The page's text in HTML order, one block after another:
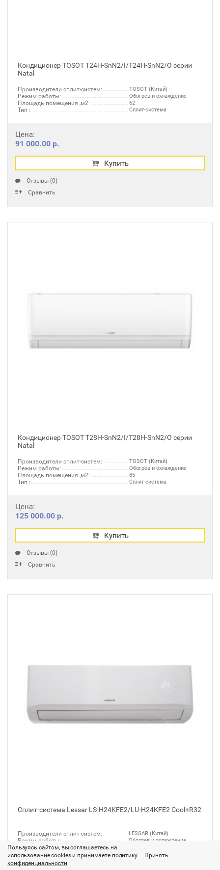
Кондиционер TOSOT T24H-SnN2/I/T24H-SnN2/O серии
Natal
Производители сплит-систем: TOSOT (Китай)
Режим работы: Обогрев и охлаждение
Площадь помещения ,м2: 62
Тип : Сплит-система
Цена:
91 000.00 р.
Купить
Отзывы (0)
Сравнить
Кондиционер TOSOT T28H-SnN2/I/T28H-SnN2/O серии
Natal
Производители сплит-систем: TOSOT (Китай)
Режим работы: Обогрев и охлаждение
Площадь помещения ,м2: 85
Тип : Сплит-система
Цена:
125 000.00 р.
Купить
Отзывы (0)
Сравнить
Сплит-система Lessar LS-H24KFE2/LU-H24KFE2 Cool+R32
Производители сплит-систем: LESSAR (Китай)
Режим работы: Обогрев и охлаждение
Площадь помещения ,м2:
Тип : Сплит-система
Пользуясь сайтом, вы соглашаетесь на
использование cookies и принимаете политику
конфиденциальности
Принять